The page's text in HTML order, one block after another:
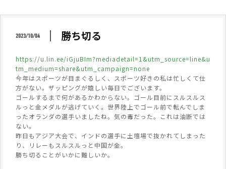
2023/10/04 勝ち切る
https://u.lin.ee/iGjuBIm?mediadetail=1&utm_source=line&u
tm_medium=share&utm_campaign=none
今年はスポーツが目まぐるしく、スポーツ好きの私は忙しくて仕
方がない。ザッピングが嬉しい毎日でございます。
ゴールするまで何があるかわからない。ゴール目前にスルスルス
ルっと金メダルが逃げていく。世界陸上でゴール前で転んでしま
ったオランダの選手いましたね。気の毒だった。これは油断では
ない。
昨日もアジア大会で、インドの選手に土壇場で抜かれてしまった
り、リレーもスルスルっと中国が金。
勝ち切ることがいかに難しいか。